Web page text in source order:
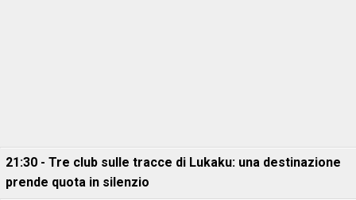
21:30 - Tre club sulle tracce di Lukaku: una destinazione
prende quota in silenzio